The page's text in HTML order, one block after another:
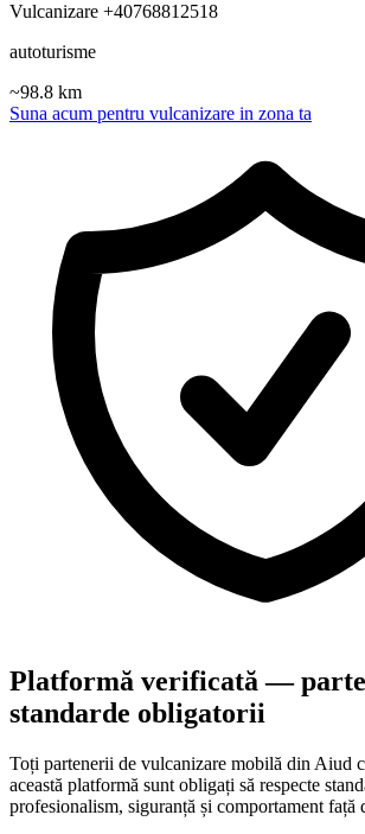
Vulcanizare +40768812518
autoturisme
~98.8 km
Suna acum pentru vulcanizare in zona ta
Platformă verificată —
standarde obligatorii
Toți partenerii de vulcanizare mobilă din Aiud
această platformă sunt obligați să respecte
profesionalism, siguranță și comportament față